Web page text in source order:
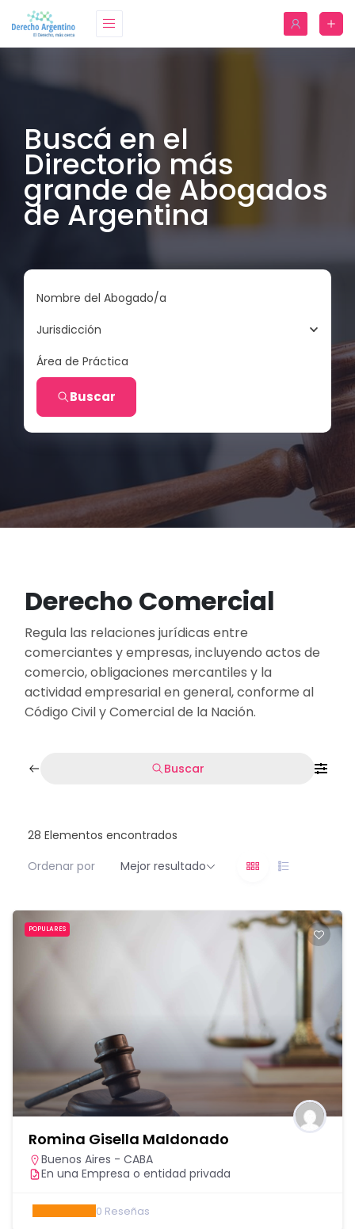
Buscá en el
Directorio más
grande de Abogados
de Argentina
Nombre del Abogado/a
Jurisdicción
Área de Práctica
Buscar
Derecho Comercial
Regula las relaciones jurídicas entre
comerciantes y empresas, incluyendo actos de
comercio, obligaciones mercantiles y la
actividad empresarial en general, conforme al
Código Civil y Comercial de la Nación.
Buscar
28 Elementos encontrados
Ordenar por
Mejor resultado
POPULARES
Romina Gisella Maldonado
Buenos Aires - CABA
En una Empresa o entidad privada
0 Reseñas